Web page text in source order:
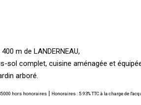
m de LANDERNEAU,
sol complet, cuisine aménagée et
arboré.
000 hors honoraires Honoraires : 5.93% TTC à la charge de